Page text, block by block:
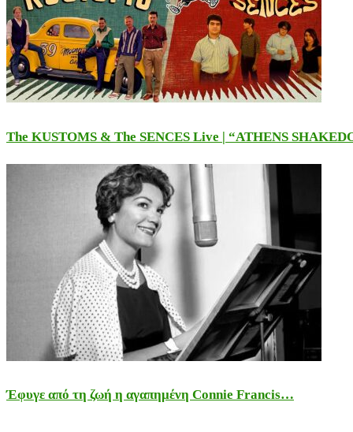
The KUSTOMS & The SENCES Live | “ATHENS
Έφυγε από τη ζωή η αγαπημένη Connie Francis…